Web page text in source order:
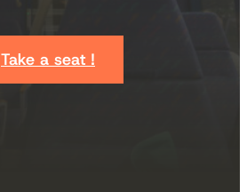
Take a seat !